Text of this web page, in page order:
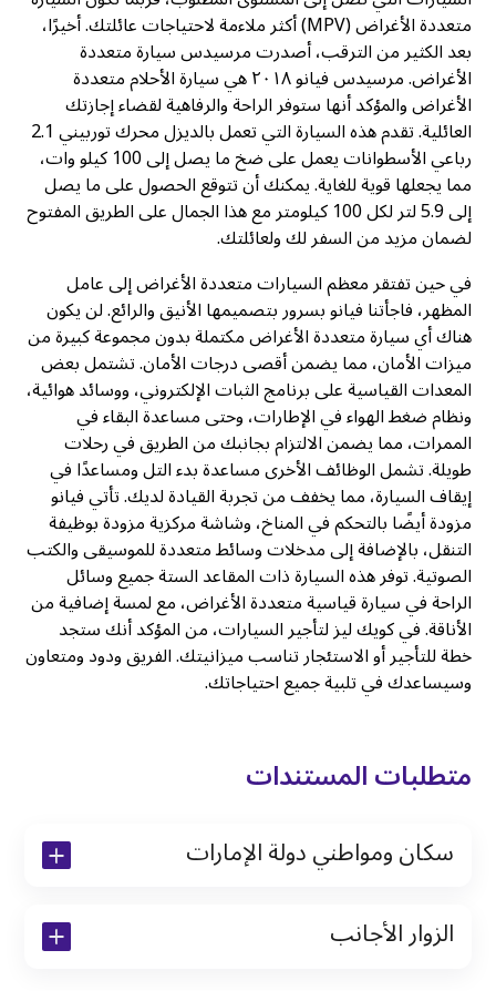
متعددة الأغراض (MPV) أكثر ملاءمة لاحتياجات عائلتك. أخيرًا،
بعد الكثير من الترقب، أصدرت مرسيدس سيارة متعددة
الأغراض. مرسيدس فيانو ٢٠١٨ هي سيارة الأحلام متعددة
الأغراض والمؤكد أنها ستوفر الراحة والرفاهية لقضاء إجازتك
العائلية. تقدم هذه السيارة التي تعمل بالديزل محرك توربيني 2.1
رباعي الأسطوانات يعمل على ضخ ما يصل إلى 100 كيلو وات،
مما يجعلها قوية للغاية. يمكنك أن تتوقع الحصول على ما يصل
إلى 5.9 لتر لكل 100 كيلومتر مع هذا الجمال على الطريق المفتوح
لضمان مزيد من السفر لك ولعائلتك.
في حين تفتقر معظم السيارات متعددة الأغراض إلى عامل
المظهر، فاجأتنا فيانو بسرور بتصميمها الأنيق والرائع. لن يكون
هناك أي سيارة متعددة الأغراض مكتملة بدون مجموعة كبيرة من
ميزات الأمان، مما يضمن أقصى درجات الأمان. تشتمل بعض
المعدات القياسية على برنامج الثبات الإلكتروني، ووسائد هوائية،
ونظام ضغط الهواء في الإطارات، وحتى مساعدة البقاء في
الممرات، مما يضمن الالتزام بجانبك من الطريق في رحلات
طويلة. تشمل الوظائف الأخرى مساعدة بدء التل ومساعدًا في
إيقاف السيارة، مما يخفف من تجربة القيادة لديك. تأتي فيانو
مزودة أيضًا بالتحكم في المناخ، وشاشة مركزية مزودة بوظيفة
التنقل، بالإضافة إلى مدخلات وسائط متعددة للموسيقى والكتب
الصوتية. توفر هذه السيارة ذات المقاعد الستة جميع وسائل
الراحة في سيارة قياسية متعددة الأغراض، مع لمسة إضافية من
الأناقة. في كويك ليز لتأجير السيارات، من المؤكد أنك ستجد
خطة للتأجير أو الاستئجار تناسب ميزانيتك. الفريق ودود ومتعاون
وسيساعدك في تلبية جميع احتياجاتك.
متطلبات المستندات
سكان ومواطني دولة الإمارات
نسخة من تأشيرة الاقامة
الزوار الأجانب